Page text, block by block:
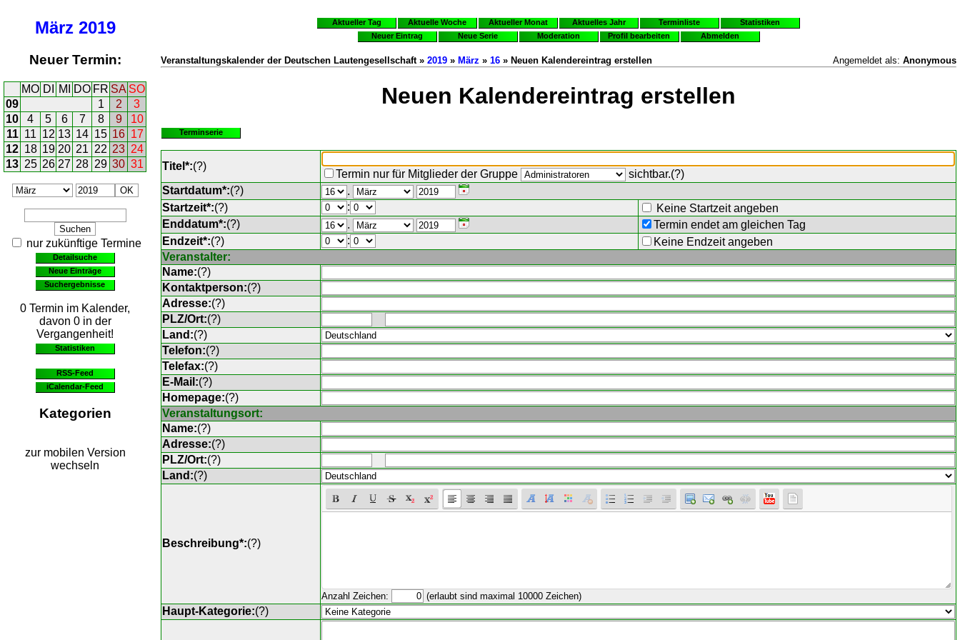
März 2019
Neuer Termin:
MO DI MI DO FR SA SO
09
1 2
3
10
4 5 6 7 8 9
10
11 11 12 13 14 15 16 17
12 18 19 20 21 22 23 24
13 25 26 27 28 29 30 31
nur zukünftige Termine
Detailsuche
Neue Einträge
Suchergebnisse
0 Termin im Kalender,
davon 0 in der
Vergangenheit!
Statistiken
RSS-Feed
iCalendar-Feed
Kategorien
zur mobilen Version
wechseln
Aktueller Tag Aktuelle Woche Aktueller Monat Aktuelles Jahr Terminliste
Statistiken
Neuer Eintrag
Neue Serie Moderation Profil bearbeiten Abmelden
Veranstaltungskalender der Deutschen Lautengesellschaft » 2019 » März » 16 » Neuen Kalendereintrag erstellen Angemeldet als: Anonymous
Neuen Kalendereintrag erstellen
Terminserie
Titel*:(?)
Termin nur für Mitglieder der Gruppe sichtbar.(?)
Startdatum*:(?)
.
Startzeit*:(?) :
Keine Startzeit angeben
Enddatum*:(?) .
Termin endet am gleichen Tag
Endzeit*:(?) :
Keine Endzeit angeben
Veranstalter:
Name:(?)
Kontaktperson:(?)
Adresse:(?)
PLZ/Ort:(?)
Land:(?)
Telefon:(?)
Telefax:(?)
E-Mail:(?)
Homepage:(?)
Veranstaltungsort:
Name:(?)
Adresse:(?)
PLZ/Ort:(?)
Land:(?)
Beschreibung*:(?)
Anzahl Zeichen: (erlaubt sind maximal 10000 Zeichen)
Haupt-Kategorie:(?)